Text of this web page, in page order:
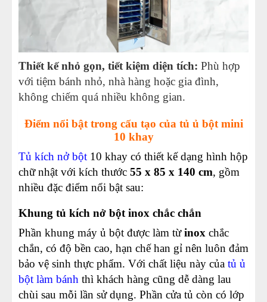
Thiết kế nhỏ gọn, tiết kiệm diện tích: Phù hợp
với tiệm bánh nhỏ, nhà hàng hoặc gia đình,
không chiếm quá nhiều không gian.
Điểm nổi bật trong cấu tạo của tủ ủ bột mini
10 khay
Tủ kích nở bột 10 khay có thiết kế dạng hình hộp
chữ nhật với kích thước 55 x 85 x 140 cm, gồm
nhiều đặc điểm nổi bật sau:
Khung tủ kích nở bột inox chắc chắn
Phần khung máy ủ bột được làm từinox chắc
chắn, có độ bền cao, hạn chế han gỉ nên luôn đảm
bảo vệ sinh thực phẩm. Với chất liệu này của tủ ủ
bột làm bánh thì khách hàng cũng dễ dàng lau
chùi sau mỗi lần sử dụng. Phần cửa tủ còn có lớp